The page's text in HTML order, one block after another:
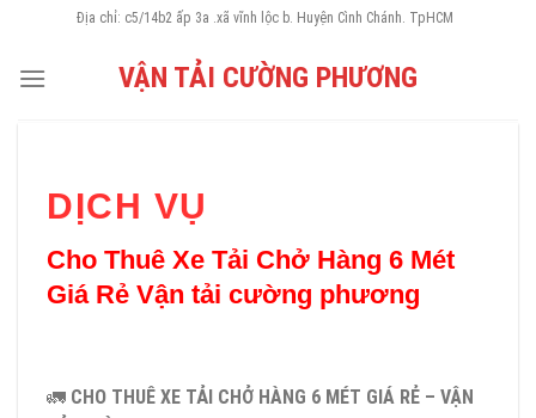
content
Địa chỉ: c5/14b2 ấp 3a .xã vĩnh lộc b. Huyện Cình Chánh. TpHCM
VẬN TẢI CƯỜNG PHƯƠNG
DỊCH VỤ
Cho Thuê Xe Tải Chở Hàng 6 Mét
Giá Rẻ Vận tải cường phương
🚛 CHO THUÊ XE TẢI CHỞ HÀNG 6 MÉT GIÁ RẺ – VẬN